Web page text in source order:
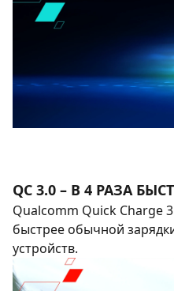
QC 3.0 – В 4 РАЗА
Qualcomm Quick Charge
быстрее обычной
устройств.